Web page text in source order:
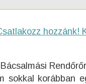
hozzánk!
sokkal korábban